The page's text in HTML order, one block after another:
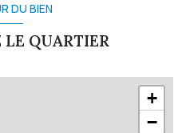
DU BIEN
LE QUARTIER
+
−